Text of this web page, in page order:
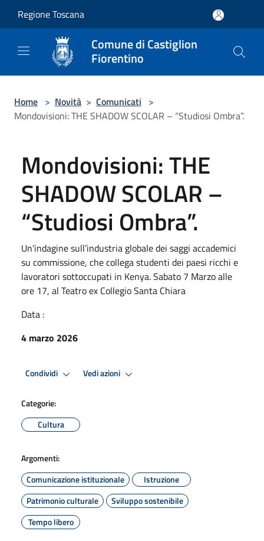
Regione Toscana
Comune di Castiglion
Fiorentino
Home > Novità > Comunicati >
Mondovisioni: THE SHADOW SCOLAR – “Studiosi Ombra”.
Mondovisioni: THE
SHADOW SCOLAR –
“Studiosi Ombra”.
Un’indagine sull’industria globale dei saggi accademici
su commissione, che collega studenti dei paesi ricchi e
lavoratori sottoccupati in Kenya. Sabato 7 Marzo alle
ore 17, al Teatro ex Collegio Santa Chiara
Data :
4 marzo 2026
Condividi Vedi azioni
Categorie:
Cultura
Argomenti:
Comunicazione istituzionale
Istruzione
Patrimonio culturale
Sviluppo sostenibile
Tempo libero